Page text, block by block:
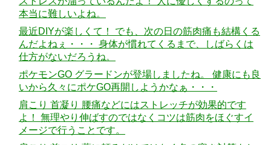
本当に難しいよね。
最近DIYが楽しくて！ でも、次の日の筋肉痛も結構くる
んだよねぇ・・・ 身体が慣れてくるまで、しばらくは
仕方がないだろうね。
ポケモンGO グラードンが登場しましたね。 健康にも良
いから久々にポケGO再開しようかなぁ・・・
肩こり 首凝り 腰痛などにはストレッチが効果的です
よ！ 無理やり伸ばすのではなくコツは筋肉をほぐすイ
メージで行うことです。